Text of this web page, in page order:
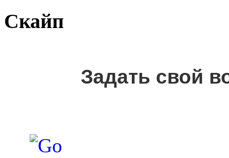
Скайп
Задать свой